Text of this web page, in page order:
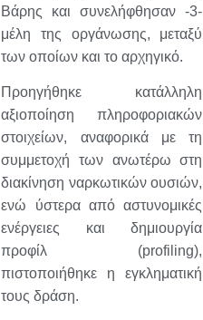
Βάρης και συνελήφθησαν -3-
μέλη της οργάνωσης, μεταξύ
των οποίων και το αρχηγικό.
Προηγήθηκε κατάλληλη
αξιοποίηση πληροφοριακών
στοιχείων, αναφορικά με τη
συμμετοχή των ανωτέρω στη
διακίνηση ναρκωτικών ουσιών,
ενώ ύστερα από αστυνομικές
ενέργειες και δημιουργία
προφίλ (profiling),
πιστοποιήθηκε η εγκληματική
τους δράση.